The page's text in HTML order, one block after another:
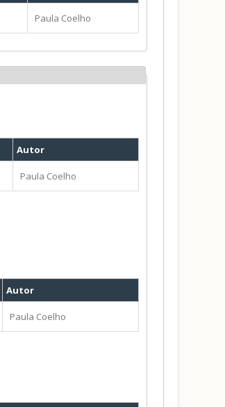
Paula Coelho
Autor
Paula Coelho
Autor
Paula Coelho